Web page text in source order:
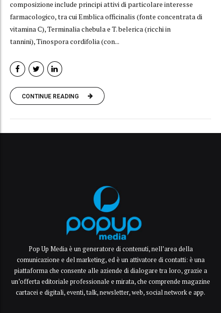
composizione include principi attivi di particolare interesse
farmacologico, tra cui Emblica officinalis (fonte concentrata di
vitamina C), Terminalia chebula e T. belerica (ricchi in
tannini), Tinospora cordifolia (con...
CONTINUE READING
Pop Up Media è un generatore di contenuti, nell’area della
comunicazione e del marketing, ed è un attivatore di contatti: è una
piattaforma che consente alle aziende di dialogare tra loro, grazie a
un’offerta editoriale professionale e mirata, che comprende magazine
cartacei e digitali, eventi, talk, newsletter, web, social network e app.